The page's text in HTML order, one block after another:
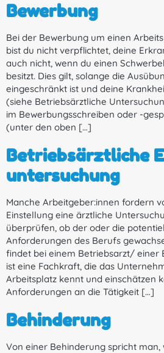
Bewerbung
Bei der Bewerbung um einen
bist du nicht verpflichtet, deine
auch nicht, wenn du einen
besitzt. Dies gilt, solange die
eingeschränkt ist und deine
(siehe Betriebsärztliche
im Bewerbungsschreiben oder -
(unter den oben […]
Betriebsärztliche
untersuchung
Manche Arbeitgeber:innen fordern
Einstellung eine ärztliche
überprüfen, ob der oder die
Anforderungen des Berufs
findet bei einem Betriebsarzt/ einer
ist eine Fachkraft, die das
Arbeitsplatz kennt und einschätzen
Anforderungen an die Tätigkeit […]
Behinderung
Von einer Behinderung spricht